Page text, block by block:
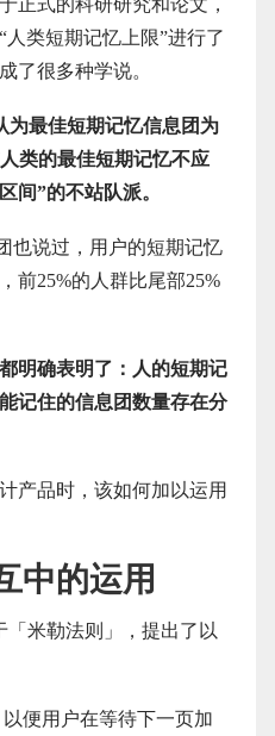
正式的科研研究和论文，
类短期记忆上限”进行了
了很多种学说。
为最佳短期记忆信息团为
类的最佳短期记忆不应
间”的不站队派。
也说过，用户的短期记忆
前25%的人群比尾部25%
明确表明了：人的短期记
记住的信息团数量存在分
产品时，该如何加以运用
中的运用
「米勒法则」，提出了以
便用户在等待下一页加